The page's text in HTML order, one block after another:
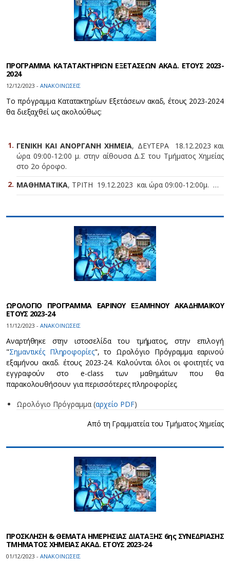
ΠΡΟΓΡΑΜΜΑ ΚΑΤΑΤΑΚΤΗΡΙΩΝ ΕΞΕΤΑΣΕΩΝ ΑΚΑΔ. ΕΤΟΥΣ 2023-
2024
12/12/2023 - ΑΝΑΚΟΙΝΩΣΕΙΣ
Το πρόγραμμα Κατατακτηρίων Εξετάσεων ακαδ, έτους 2023-2024
θα διεξαχθεί ως ακολούθως:
ΓΕΝΙΚΗ ΚΑΙ ΑΝΟΡΓΑΝΗ ΧΗΜΕΙΑ, ΔΕΥΤΕΡΑ 18.12.2023 και
ώρα 09:00-12:00 μ. στην αίθουσα Δ.Σ του Τμήματος Χημείας
στο 2ο όροφο.
ΜΑΘΗΜΑΤΙΚΑ, ΤΡΙΤΗ 19.12.2023 και ώρα 09:00-12:00μ. …
ΩΡΟΛΟΓΙΟ ΠΡΟΓΡΑΜΜΑ ΕΑΡΙΝΟΥ ΕΞΑΜΗΝΟΥ ΑΚΑΔΗΜΑΙΚΟΥ
ΕΤΟΥΣ 2023-24
11/12/2023 - ΑΝΑΚΟΙΝΩΣΕΙΣ
Αναρτήθηκε στην ιστοσελίδα του τμήματος, στην επιλογή
"Σημαντικές Πληροφορίες", το Ωρολόγιο Πρόγραμμα εαρινού
εξαμήνου ακαδ. έτους 2023-24. Καλούνται όλοι οι φοιτητές να
εγγραφούν στο e-class των μαθημάτων που θα
παρακολουθήσουν για περισσότερες πληροφορίες.
Ωρολόγιο Πρόγραμμα (αρχείο PDF)
Από τη Γραμματεία του Τμήματος Χημείας
ΠΡΟΣΚΛΗΣΗ & ΘΕΜΑΤΑ ΗΜΕΡΗΣΙΑΣ ΔΙΑΤΑΞΗΣ 6ης ΣΥΝΕΔΡΙΑΣΗΣ
ΤΜΗΜΑΤΟΣ ΧΗΜΕΙΑΣ ΑΚΑΔ. ΕΤΟΥΣ 2023-24
01/12/2023 - ΑΝΑΚΟΙΝΩΣΕΙΣ